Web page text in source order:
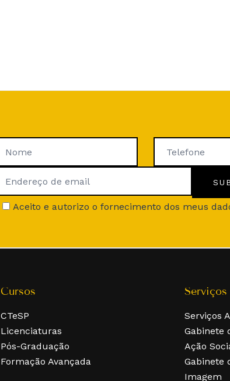
Aceito e autorizo o fornecimento dos meus
Cursos
CTeSP
Licenciaturas
Pós-Graduação
Formação Avançada
Serviços
Gabinete
Ação
Gabinete
Imagem